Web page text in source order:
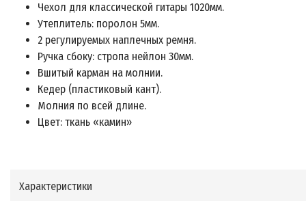
Чехол для классической гитары 1020мм.
Утеплитель: поролон 5мм.
2 регулируемых наплечных ремня.
Ручка сбоку: стропа нейлон 30мм.
Вшитый карман на молнии.
Кедер (пластиковый кант).
Молния по всей длине.
Цвет: ткань «камин»
Характеристики